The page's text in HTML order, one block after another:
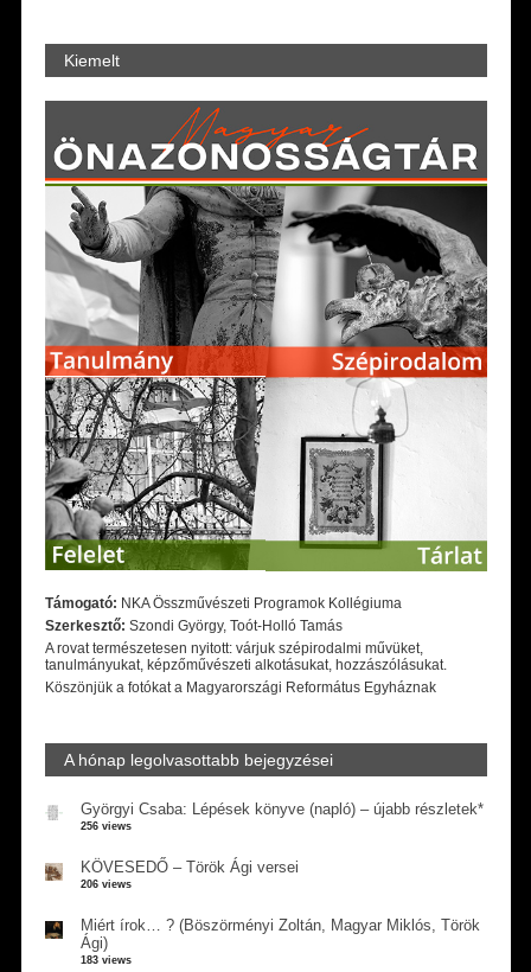
Kiemelt
Támogató: NKA Összművészeti Programok Kollégiuma
Szerkesztő: Szondi György, Toót-Holló Tamás
A rovat természetesen nyitott: várjuk szépirodalmi művüket,
tanulmányukat, képzőművészeti alkotásukat, hozzászólásukat.
Köszönjük a fotókat a Magyarországi Református Egyháznak
A hónap legolvasottabb bejegyzései
Györgyi Csaba: Lépések könyve (napló) – újabb részletek*
256 views
KÖVESEDŐ – Török Ági versei
206 views
Miért írok… ? (Böszörményi Zoltán, Magyar Miklós, Török
Ági)
183 views